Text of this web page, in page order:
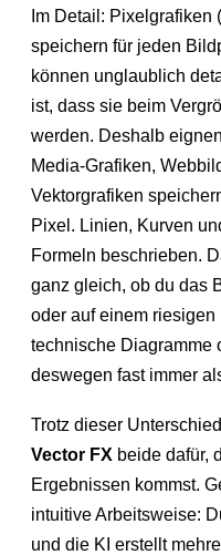
Im Detail:
speichern für jeden
können unglaublich
ist, dass sie beim
werden. Deshalb
Media-Grafiken,
Vektorgrafiken
Pixel. Linien, Kurven
Formeln beschrieben.
ganz gleich, ob du das
oder auf einem
technische Diagramme
deswegen fast immer
Trotz dieser
Vector FX beide dafür,
Ergebnissen kommst.
intuitive Arbeitsweise:
und die KI erstellt